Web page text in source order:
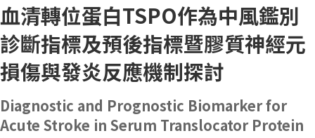
血清轉位蛋白TSPO作為中風鑑別
診斷指標及預後指標暨膠質神經元
損傷與發炎反應機制探討
Diagnostic and Prognostic Biomarker for
Acute Stroke in Serum Translocator Protein